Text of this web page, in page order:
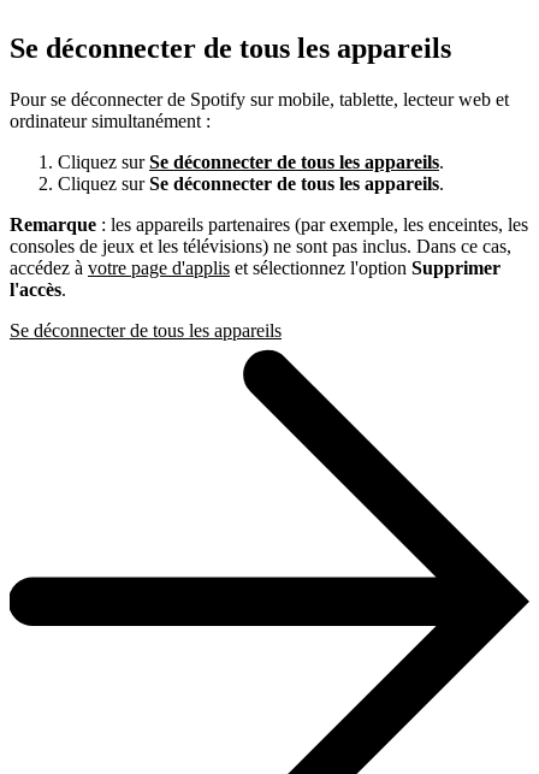
Se déconnecter de tous les appareils
Pour se déconnecter de Spotify sur mobile, tablette, lecteur web et
ordinateur simultanément :
Cliquez surSe déconnecter de tous les appareils.
Cliquez surSe déconnecter de tous les appareils.
Remarque : les appareils partenaires (par exemple, les enceintes, les
consoles de jeux et les télévisions) ne sont pas inclus. Dans ce cas,
accédez à votre page d'applis et sélectionnez l'option Supprimer
l'accès.
Se déconnecter de tous les appareils